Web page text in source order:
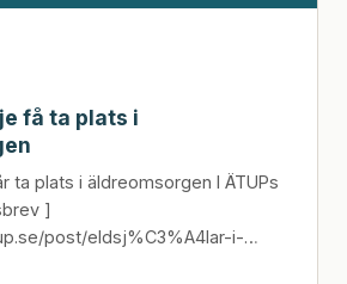
få ta plats i
ta plats i äldreomsorgen I ÄTUPs
]
post/eldsj%C3%A4lar-i-